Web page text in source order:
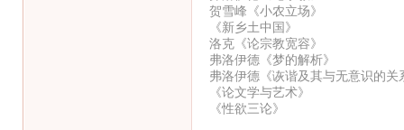
贺雪峰《小农立场》
《新乡土中国》
洛克《论宗教宽容》
弗洛伊德《梦的解析》
弗洛伊德《诙谐及其与无意识的关
《论文学与艺术》
《性欲三论》